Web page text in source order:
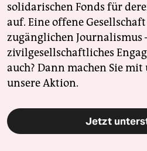
solidarischen Fonds für
auf. Eine offene
zugänglichen Journalismus
zivilgesellschaftliches
auch? Dann machen Sie
unsere Aktion.
Jetzt